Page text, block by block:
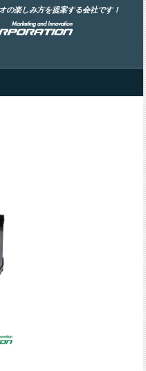
の楽しみ方を提案する会社です！